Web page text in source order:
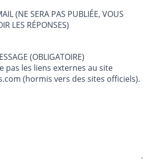
(NE SERA PAS PUBLIÉE, VOUS
LES RÉPONSES)
TEXTE DE VOTRE MESSAGE (OBLIGATOIRE)
pas les liens externes au site
(hormis vers des sites officiels).